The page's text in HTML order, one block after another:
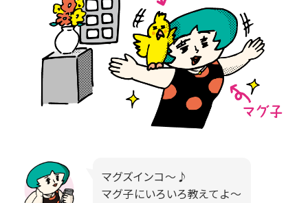
マグズインコ～♪
マグ子にいろいろ教えてよ～